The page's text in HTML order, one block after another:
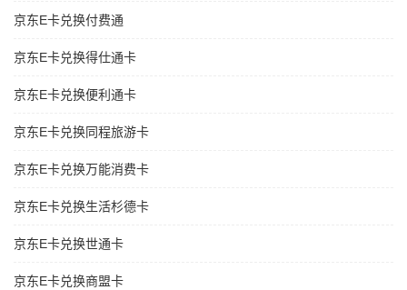
京东E卡兑换付费通
京东E卡兑换得仕通卡
京东E卡兑换便利通卡
京东E卡兑换同程旅游卡
京东E卡兑换万能消费卡
京东E卡兑换生活杉德卡
京东E卡兑换世通卡
京东E卡兑换商盟卡